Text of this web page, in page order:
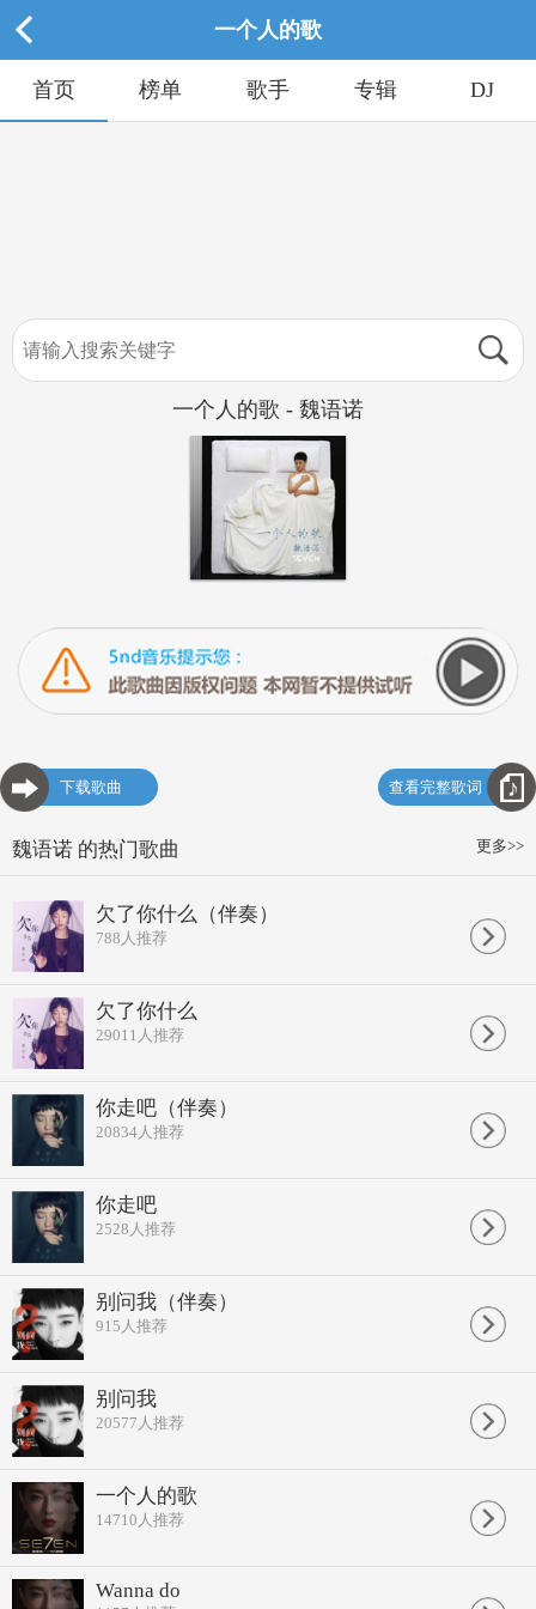
一个人的歌
首页 榜单 歌手 专辑 DJ
一个人的歌 - 魏语诺
下载歌曲 查看完整歌词
更多>>
魏语诺 的热门歌曲
欠了你什么（伴奏）
788 人推荐
欠了你什么
29011 人推荐
你走吧（伴奏）
20834人推荐
你走吧
2528 人推荐
别问我（伴奏）
915 人推荐
别问我
20577 人推荐
一个人的歌
14710 人推荐
Wanna do